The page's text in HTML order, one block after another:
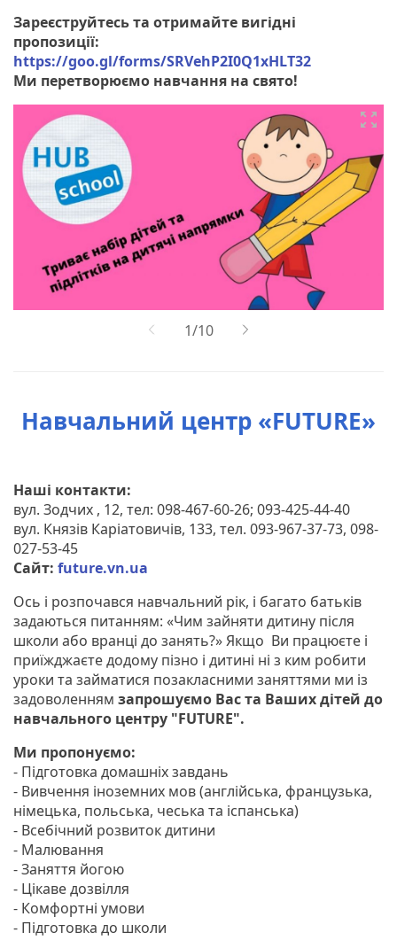
Зареєструйтесь та отримайте вигідні
пропозиції:
https://goo.gl/forms/SRVehP2I0Q1xHLT32
Ми перетворюємо навчання на свято!

Навчальний центр «FUTURE»
Наші контакти:
вул. Зодчих , 12, тел: 098-467-60-26; 093-425-44-40
вул. Князів Каріатовичів, 133, тел. 093-967-37-73, 098-
027-53-45
Сайт: future.vn.ua
Ось і розпочався навчальний рік, і багато батьків
задаються питанням: «Чим зайняти дитину після
школи або вранці до занять?» Якщо Ви працюєте і
приїжджаєте додому пізно і дитині ні з ким робити
уроки та займатися позакласними заняттями ми із
задоволенням запрошуємо Вас та Ваших дітей до
навчального центру "FUTURE".
Ми пропонуємо:
- Підготовка домашніх завдань
- Вивчення іноземних мов (англійська, французька,
німецька, польська, чеська та іспанська)
- Всебічний розвиток дитини
- Малювання
- Заняття йогою
- Цікаве дозвілля
- Комфортні умови
- Підготовка до школи